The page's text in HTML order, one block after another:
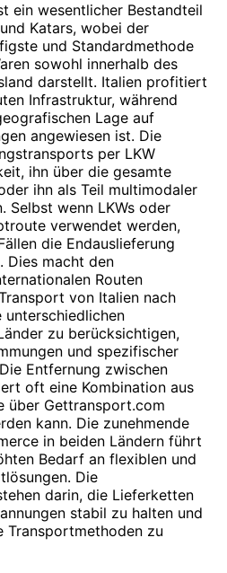
ein wesentlicher Bestandteil
Katars, wobei der
und Standardmethode
sowohl innerhalb des
darstellt. Italien profitiert
Infrastruktur, während
Lage auf
angewiesen ist. Die
per LKW
ihn über die gesamte
ihn als Teil multimodaler
Selbst wenn LKWs oder
verwendet werden,
die Endauslieferung
Dies macht den
Routen
von Italien nach
zu berücksichtigen,
und spezifischer
Entfernung zwischen
oft eine Kombination aus
über Gettransport.com
kann. Die zunehmende
in beiden Ländern führt
Bedarf an flexiblen und
Die
darin, die Lieferketten
stabil zu halten und
Transportmethoden zu